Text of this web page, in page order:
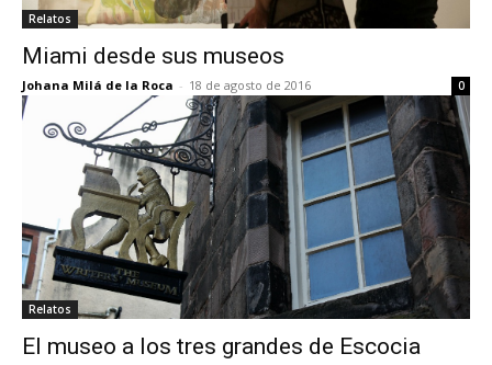
Relatos
Miami desde sus museos
Johana Milá de la Roca - 18 de agosto de 2016 0
Relatos
El museo a los tres grandes de Escocia